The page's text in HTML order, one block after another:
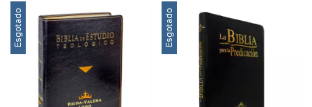
Esgotado Esgotado